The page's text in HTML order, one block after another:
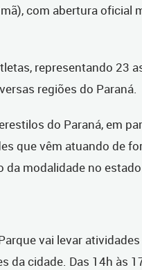
com abertura oficial
representando 23
regiões do Paraná.
do Paraná, em
que vêm atuando de
modalidade no
vai levar
da cidade. Das 14h às